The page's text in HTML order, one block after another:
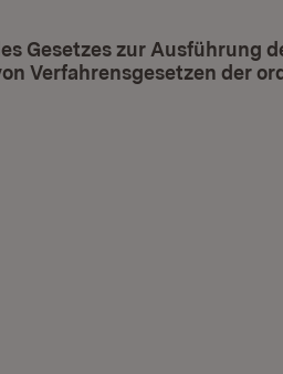
Gesetzes zur Ausführung
Verfahrensgesetzen der